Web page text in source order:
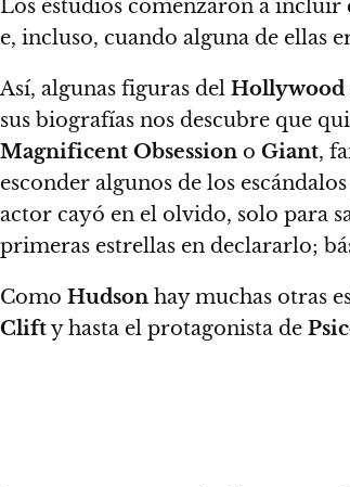
Los estudios comenzaron a incluir
e, incluso, cuando alguna de ellas
Así, algunas figuras del Hollywood
sus biografías nos descubre que
Magnificent Obsession o Giant,
esconder algunos de los
actor cayó en el olvido, solo para
primeras estrellas en declararlo;
Como Hudson hay muchas otras
Clifty hasta el protagonista de